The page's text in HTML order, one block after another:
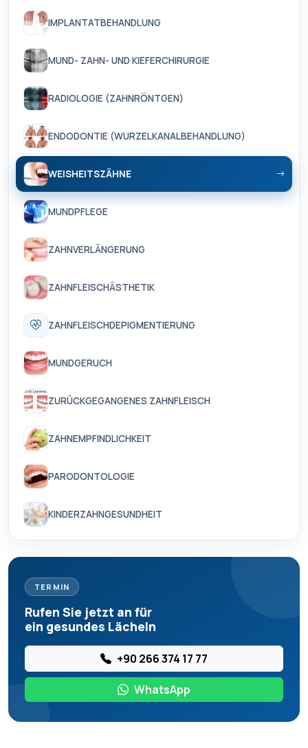
IMPLANTATBEHANDLUNG
MUND- ZAHN- UND KIEFERCHIRURGIE
RADIOLOGIE (ZAHNRÖNTGEN)
ENDODONTIE (WURZELKANALBEHANDLUNG)
WEISHEITSZÄHNE
MUNDPFLEGE
ZAHNVERLÄNGERUNG
ZAHNFLEISCHÄSTHETIK
ZAHNFLEISCHDEPIGMENTIERUNG
MUNDGERUCH
ZURÜCKGEGANGENES ZAHNFLEISCH
ZAHNEMPFINDLICHKEIT
PARODONTOLOGIE
KINDERZAHNGESUNDHEIT
TERMIN
Rufen Sie jetzt an für
ein gesundes Lächeln
+90 266 374 17 77
WhatsApp